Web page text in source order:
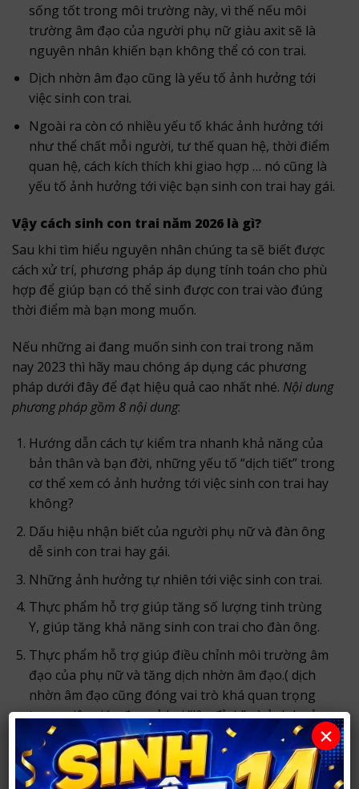
sống tốt trong môi trường này, vì thế nếu môi
trường âm đạo của người phụ nữ giàu axit sẽ là
nguyên nhân khiến bạn không thể có con trai.
Dịch nhờn âm đạo cũng là yếu tố ảnh hưởng tới
việc sinh con trai.
Ngoài ra còn có nhiều yếu tố khác ảnh hưởng tới
như thể chất mỗi người, tư thế quan hệ, thời điểm
quan hệ, cách kích thích khi giao hợp … nó cũng là
yếu tố ảnh hưởng tới việc bạn sinh con trai hay gái.
Vậy cách sinh con trai năm 2026 là gì?
Sau khi tìm hiểu nguyên nhân chúng ta sẽ biết được
cách xử trí, phương pháp áp dụng tính toán cho phù
hợp để giúp bạn có thể sinh được con trai vào đúng
thời điểm mà bạn mong muốn.
Nếu những ai đang muốn sinh con trai trong năm
nay 2023 thì hãy mau chóng áp dụng các phương
pháp dưới đây để đạt hiệu quả cao nhất nhé. Nội dung
phương pháp gồm 8 nội dung:
Hướng dẫn cách tự kiểm tra nhanh khả năng của
bản thân và bạn đời, những yếu tố “dịch tiết” trong
cơ thể xem có ảnh hưởng tới việc sinh con trai hay
không?
Dấu hiệu nhận biết của người phụ nữ và đàn ông
dễ sinh con trai hay gái.
Những ảnh hưởng tự nhiên tới việc sinh con trai.
Thực phẩm hỗ trợ giúp tăng số lượng tinh trùng
Y, giúp tăng khả năng sinh con trai cho đàn ông.
Thực phẩm hỗ trợ giúp điều chỉnh môi trường âm
đạo của phụ nữ và tăng dịch nhờn âm đạo.( dịch
nhờn âm đạo cũng đóng vai trò khá quan trọng
trong việc giúp đưa cả hai “lên đỉnh” và ảnh hưởng
tới việc sinh con trai).
Thời điểm giao hợp hiệu quả: hướng dẫn cách tính
ngày giao hợp để mang lại hiệu quả cao nhất
×